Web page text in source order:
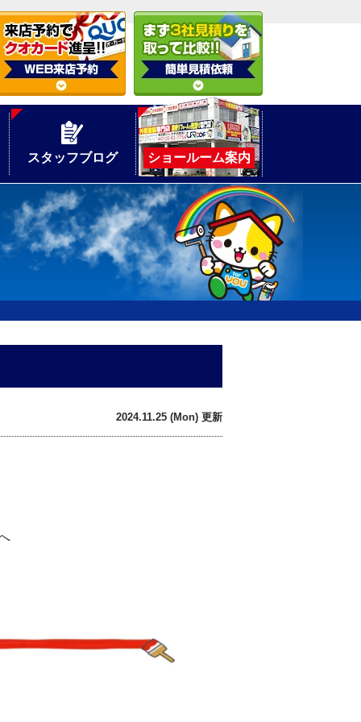
スタッフブログ ショールーム案内
2024.11.25 (Mon) 更新